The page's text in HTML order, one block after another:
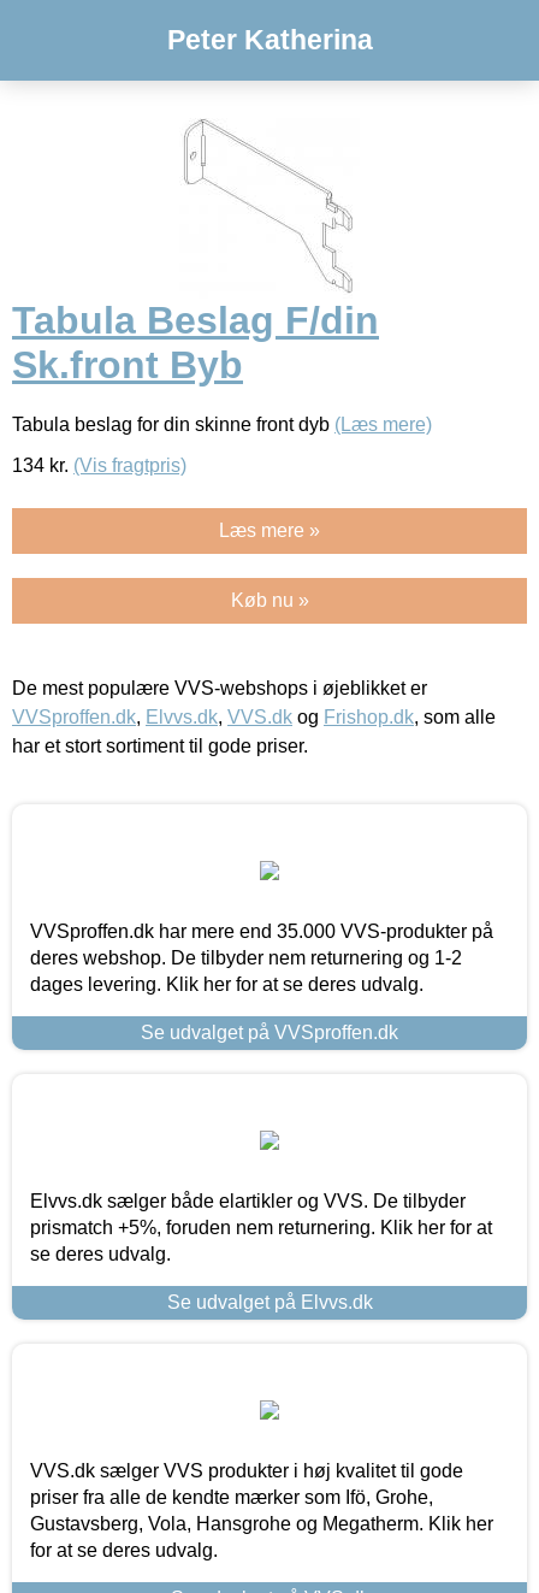
Peter Katherina
Tabula Beslag F/din
Sk.front Byb
Tabula beslag for din skinne front dyb (Læs mere)
134 kr. (Vis fragtpris)
Læs mere »
Køb nu »
De mest populære VVS-webshops i øjeblikket er
VVSproffen.dk, Elvvs.dk, VVS.dk og Frishop.dk, som alle
har et stort sortiment til gode priser.
VVSproffen.dk har mere end 35.000 VVS-produkter på
deres webshop. De tilbyder nem returnering og 1-2
dages levering. Klik her for at se deres udvalg.
Se udvalget på VVSproffen.dk
Elvvs.dk sælger både elartikler og VVS. De tilbyder
prismatch +5%, foruden nem returnering. Klik her for at
se deres udvalg.
Se udvalget på Elvvs.dk
VVS.dk sælger VVS produkter i høj kvalitet til gode
priser fra alle de kendte mærker som Ifö, Grohe,
Gustavsberg, Vola, Hansgrohe og Megatherm. Klik her
for at se deres udvalg.